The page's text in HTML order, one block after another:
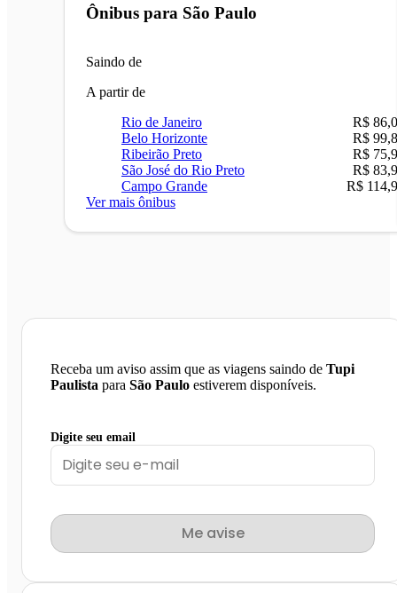
Ônibus para São Paulo
Saindo de
A partir de
Rio de Janeiro
R$
Belo Horizonte
R$
Ribeirão Preto
R$
São José do Rio Preto
R$
Campo Grande
R$
Ver mais ônibus
Receba um aviso assim que as viagens saindo de Tupi
Paulista para São Paulo estiverem disponíveis.
Digite seu email
Me avise